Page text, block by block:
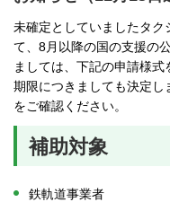
未確定としていましたタク
て、8月以降の国の支援の
ましては、下記の申請様
期限につきましても決定し
をご確認ください。
補助対象
鉄軌道事業者